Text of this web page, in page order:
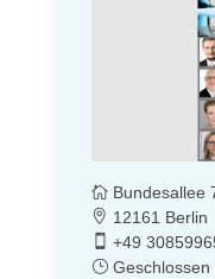
Bundesallee
12161 Berlin
+49
Geschlossen